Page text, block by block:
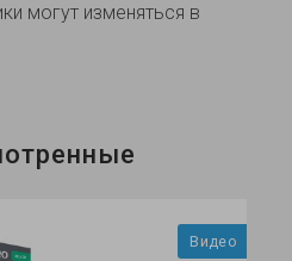
могут изменяться в
Видео